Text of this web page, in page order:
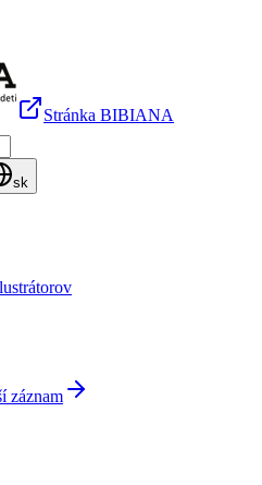
Stránka BIBIANA
sk
záznam